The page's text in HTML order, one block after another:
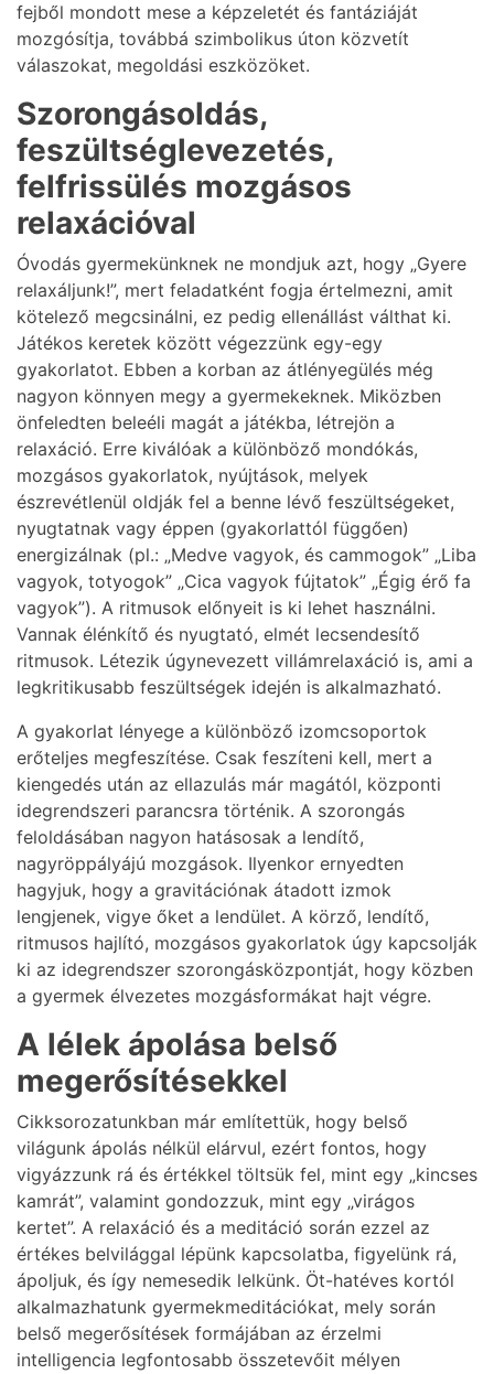
fejből mondott mese a képzeletét és fantáziáját
mozgósítja, továbbá szimbolikus úton közvetít
válaszokat, megoldási eszközöket.
Szorongásoldás,
feszültséglevezetés,
felfrissülés mozgásos
relaxációval
Óvodás gyermekünknek ne mondjuk azt, hogy „Gyere
relaxáljunk!”, mert feladatként fogja értelmezni, amit
kötelező megcsinálni, ez pedig ellenállást válthat ki.
Játékos keretek között végezzünk egy-egy
gyakorlatot. Ebben a korban az átlényegülés még
nagyon könnyen megy a gyermekeknek. Miközben
önfeledten beleéli magát a játékba, létrejön a
relaxáció. Erre kiválóak a különböző mondókás,
mozgásos gyakorlatok, nyújtások, melyek
észrevétlenül oldják fel a benne lévő feszültségeket,
nyugtatnak vagy éppen (gyakorlattól függően)
energizálnak (pl.: „Medve vagyok, és cammogok” „Liba
vagyok, totyogok” „Cica vagyok fújtatok” „Égig érő fa
vagyok”). A ritmusok előnyeit is ki lehet használni.
Vannak élénkítő és nyugtató, elmét lecsendesítő
ritmusok. Létezik úgynevezett villámrelaxáció is, ami a
legkritikusabb feszültségek idején is alkalmazható.
A gyakorlat lényege a különböző izomcsoportok
erőteljes megfeszítése. Csak feszíteni kell, mert a
kiengedés után az ellazulás már magától, központi
idegrendszeri parancsra történik. A szorongás
feloldásában nagyon hatásosak a lendítő,
nagyröppályájú mozgások. Ilyenkor ernyedten
hagyjuk, hogy a gravitációnak átadott izmok
lengjenek, vigye őket a lendület. A körző, lendítő,
ritmusos hajlító, mozgásos gyakorlatok úgy kapcsolják
ki az idegrendszer szorongásközpontját, hogy közben
a gyermek élvezetes mozgásformákat hajt végre.
A lélek ápolása belső
megerősítésekkel
Cikksorozatunkban már említettük, hogy belső
világunk ápolás nélkül elárvul, ezért fontos, hogy
vigyázzunk rá és értékkel töltsük fel, mint egy „kincses
kamrát”, valamint gondozzuk, mint egy „virágos
kertet”. A relaxáció és a meditáció során ezzel az
értékes belvilággal lépünk kapcsolatba, figyelünk rá,
ápoljuk, és így nemesedik lelkünk. Öt-hatéves kortól
alkalmazhatunk gyermekmeditációkat, mely során
belső megerősítések formájában az érzelmi
intelligencia legfontosabb összetevőit mélyen